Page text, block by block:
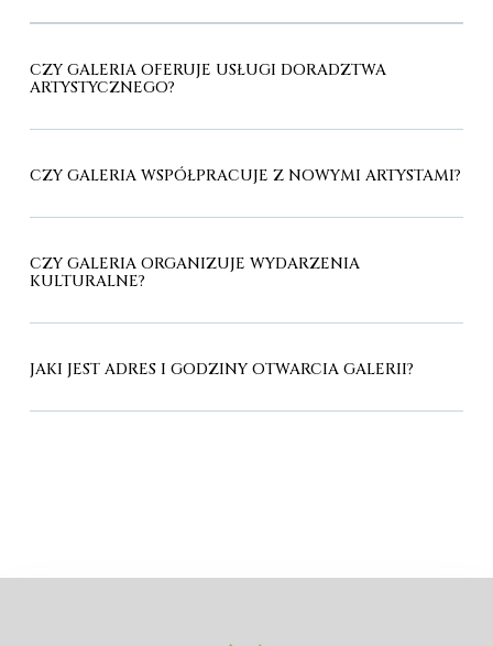
CZY GALERIA OFERUJE USŁUGI DORADZTWA
ARTYSTYCZNEGO?
CZY GALERIA WSPÓŁPRACUJE Z NOWYMI ARTYSTAMI?
CZY GALERIA ORGANIZUJE WYDARZENIA
KULTURALNE?
JAKI JEST ADRES I GODZINY OTWARCIA GALERII?